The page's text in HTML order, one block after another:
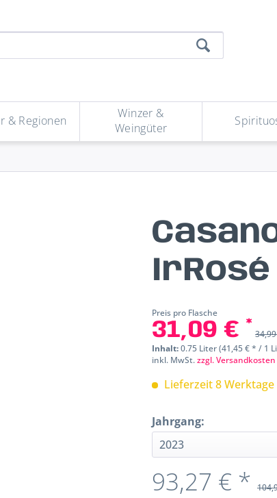
& Regionen
Winzer &
Weingüter
IrRosé
Preis pro Flasche
31,09 € *
Inhalt:0.75 Liter (41,45 € * / 1
inkl. MwSt.zzgl. Versandkosten
Lieferzeit 8 Werktage
Jahrgang:
93,27 € *